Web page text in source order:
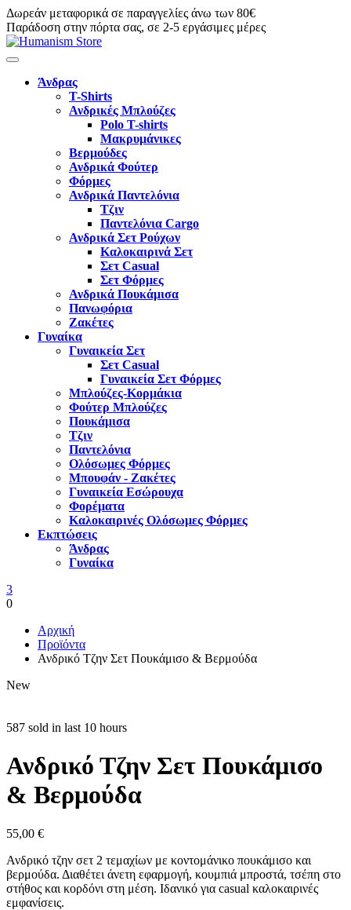
Δωρεάν μεταφορικά σε παραγγελίες άνω των 80€
Παράδοση στην πόρτα σας, σε 2-5 εργάσιμες μέρες
Άνδρας
T-Shirts
Ανδρικές Μπλούζες
Polo T-shirts
Μακρυμάνικες
Βερμούδες
Ανδρικά Φούτερ
Φόρμες
Ανδρικά Παντελόνια
Τζιν
Παντελόνια Cargo
Ανδρικά Σετ Ρούχων
Καλοκαιρινά Σετ
Σετ Casual
Σετ Φόρμες
Ανδρικά Πουκάμισα
Πανωφόρια
Ζακέτες
Γυναίκα
Γυναικεία Σετ
Σετ Casual
Γυναικεία Σετ Φόρμες
Μπλούζες-Κορμάκια
Φούτερ Μπλούζες
Πουκάμισα
Τζιν
Παντελόνια
Ολόσωμες Φόρμες
Μπουφάν - Ζακέτες
Γυναικεία Εσώρουχα
Φορέματα
Καλοκαιρινές Ολόσωμες Φόρμες
Εκπτώσεις
Άνδρας
Γυναίκα
3
0
Αρχική
Προϊόντα
Ανδρικό Τζην Σετ Πουκάμισο & Βερμούδα
New
587 sold in last 10 hours
Ανδρικό Τζην Σετ Πουκάμισο
& Βερμούδα
55,00 €
Ανδρικό τζην σετ 2 τεμαχίων με κοντομάνικο πουκάμισο και
βερμούδα. Διαθέτει άνετη εφαρμογή, κουμπιά μπροστά, τσέπη στο
στήθος και κορδόνι στη μέση. Ιδανικό για casual καλοκαιρινές
εμφανίσεις.